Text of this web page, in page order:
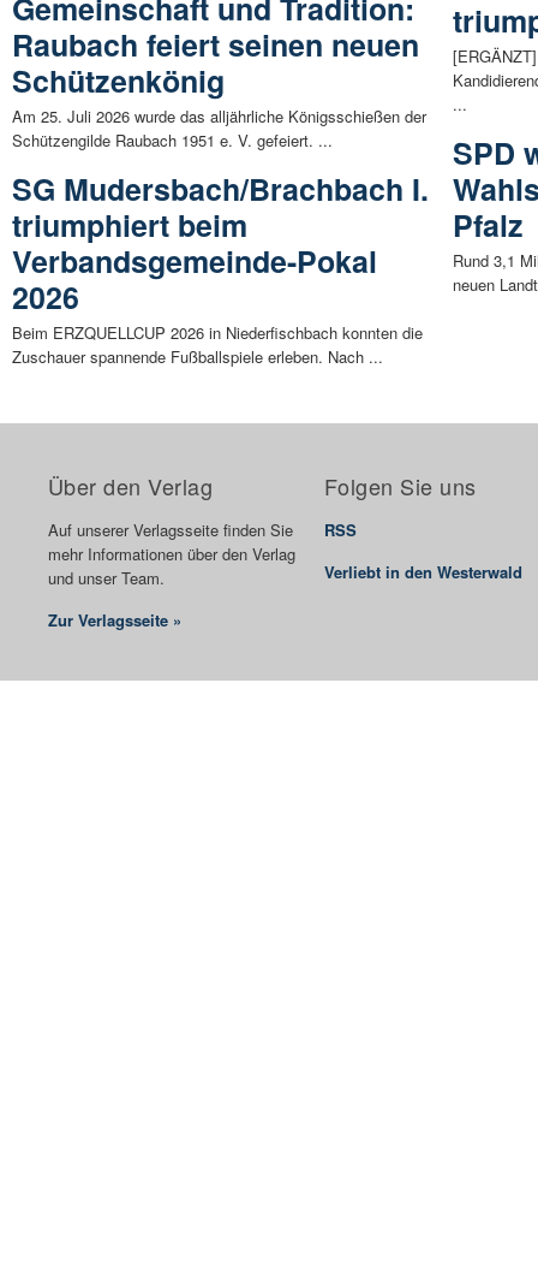
Raubach feiert seinen neuen
Schützenkönig
Am 25. Juli 2026 wurde das alljährliche Königsschießen der
Schützengilde Raubach 1951 e. V. gefeiert. ...
SG Mudersbach/Brachbach I.
triumphiert beim
Verbandsgemeinde-Pokal
2026
Beim ERZQUELLCUP 2026 in Niederfischbach konnten die
Zuschauer spannende Fußballspiele erleben. Nach ...
...
SPD
Pfalz
Rund 3,1
neuen
Über den Verlag
Auf unserer Verlagsseite finden Sie
mehr Informationen über den Verlag
und unser Team.
Zur Verlagsseite »
Folgen Sie uns
RSS
Verliebt in den Westerwald